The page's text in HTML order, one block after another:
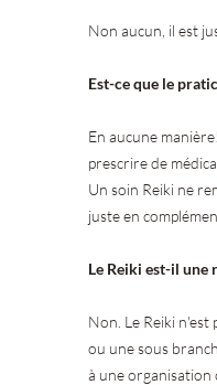
Non aucun, il est
Est-ce que le
En aucune
prescrire de
Un soin Reiki ne
juste en
Le Reiki est-il une
Non. Le Reiki n'est
ou une sous
à une organisation